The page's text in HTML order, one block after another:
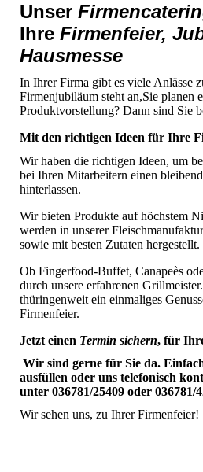
Unser
Ihre Firmenfeier,
Hausmesse
In Ihrer Firma gibt es viele Anlässe
Firmenjubiläum steht an,Sie planen
Produktvorstellung? Dann sind Sie
Mit den richtigen Ideen für Ihre
Wir haben die richtigen Ideen, um
bei Ihren Mitarbeitern einen
hinterlassen.
Wir bieten Produkte auf höchstem
werden in unserer
sowie mit besten Zutaten hergestellt.
Ob Fingerfood-Buffet, Canapeès
durch unsere erfahrenen
thüringenweit ein einmaliges
Firmenfeier.
Jetzt einen Termin sichern, für
Wir sind gerne für Sie da.
ausfüllen oder uns telefonisch
unter 036781/25409 oder 036781/
Wir sehen uns, zu Ihrer Firmenfeier!